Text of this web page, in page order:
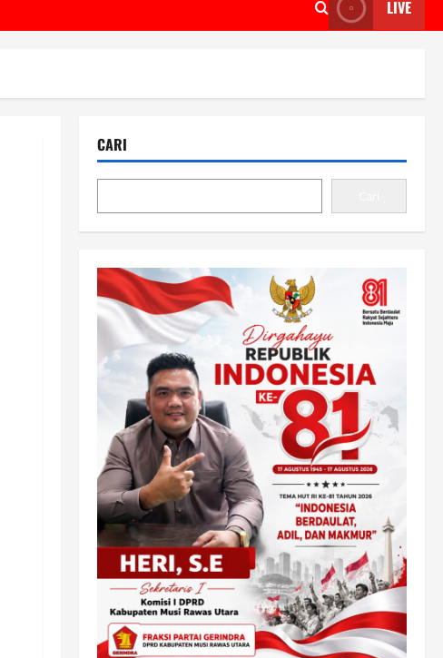
LIVE
CARI